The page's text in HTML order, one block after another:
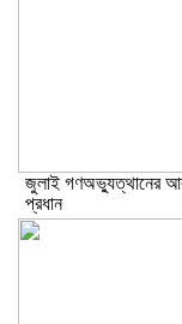
জুলাই গণঅভ্যুত্থানের
প্রধান